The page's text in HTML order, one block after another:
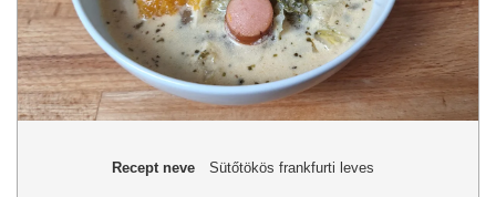
Recept neve Sütőtökös frankfurti leves